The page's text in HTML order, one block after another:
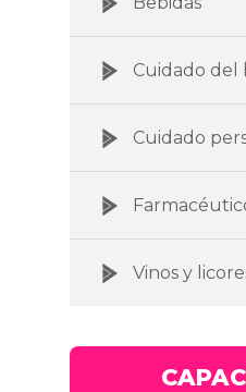
Cuidado del
Cuidado
Vinos y